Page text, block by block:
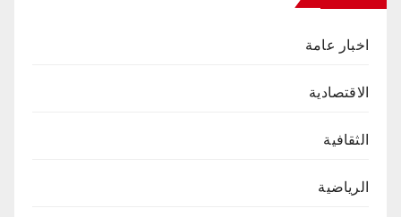
اخبار عامة
الاقتصادية
الثقافية
الرياضية